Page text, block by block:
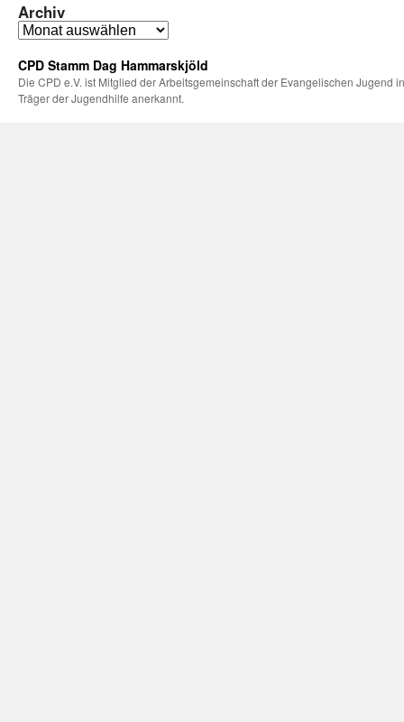
Archiv
CPD Stamm Dag Hammarskjöld
Die CPD e.V. ist Mitglied der Arbeitsgemeinschaft der Evangelischen Jugend
Träger der Jugendhilfe anerkannt.